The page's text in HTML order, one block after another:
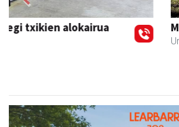
Magale Ikastetxea
Previous